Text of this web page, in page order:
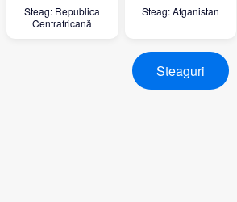
Steag: Republica
Centrafricană
Steag: Afganistan
Steaguri